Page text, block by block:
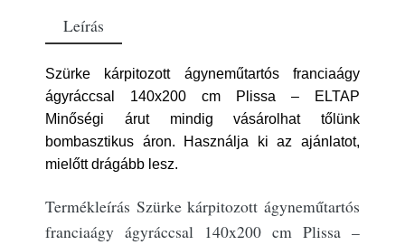
Leírás
Szürke kárpitozott ágyneműtartós franciaágy
ágyráccsal 140x200 cm Plissa – ELTAP
Minőségi árut mindig vásárolhat tőlünk
bombasztikus áron. Használja ki az ajánlatot,
mielőtt drágább lesz.
Termékleírás Szürke kárpitozott ágyneműtartós
franciaágy ágyráccsal 140x200 cm Plissa –